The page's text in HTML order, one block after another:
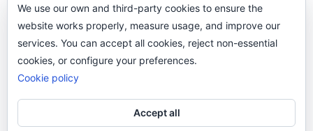
Y si una persona no puede tener teléfono, que
le quiten el teléfono.
We use our own and third-party cookies to ensure the
website works properly, measure usage, and improve our
services. You can accept all cookies, reject non-essential
cookies, or configure your preferences.
Cookie policy
Accept all